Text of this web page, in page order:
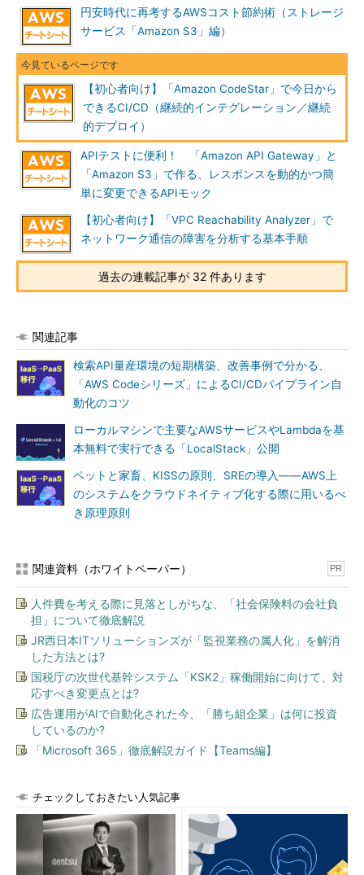
円安時代に再考するAWSコスト節約術（ストレージ
サービス「Amazon S3」編）
【初心者向け】「Amazon CodeStar」で今日から
できるCI/CD（継続的インテグレーション／継続
的デプロイ）
APIテストに便利！ 「Amazon API Gateway」と
「Amazon S3」で作る、レスポンスを動的かつ簡
単に変更できるAPIモック
【初心者向け】「VPC Reachability Analyzer」で
ネットワーク通信の障害を分析する基本手順
過去の連載記事が 32 件あります
関連記事
検索API量産環境の短期構築、改善事例で分かる、
「AWS Codeシリーズ」によるCI/CDパイプライン自
動化のコツ
ローカルマシンで主要なAWSサービスやLambdaを基
本無料で実行できる「LocalStack」公開
ペットと家畜、KISSの原則、SREの導入――AWS上
のシステムをクラウドネイティブ化する際に用いるべ
き原理原則
関連資料（ホワイトペーパー） PR
人件費を考える際に見落としがちな、「社会保険料の会社負
担」について徹底解説
JR西日本ITソリューションズが「監視業務の属人化」を解消
した方法とは?
国税庁の次世代基幹システム「KSK2」稼働開始に向けて、対
応すべき変更点とは?
広告運用がAIで自動化された今、「勝ち組企業」は何に投資
しているのか?
「Microsoft 365」徹底解説ガイド【Teams編】
チェックしておきたい人気記事